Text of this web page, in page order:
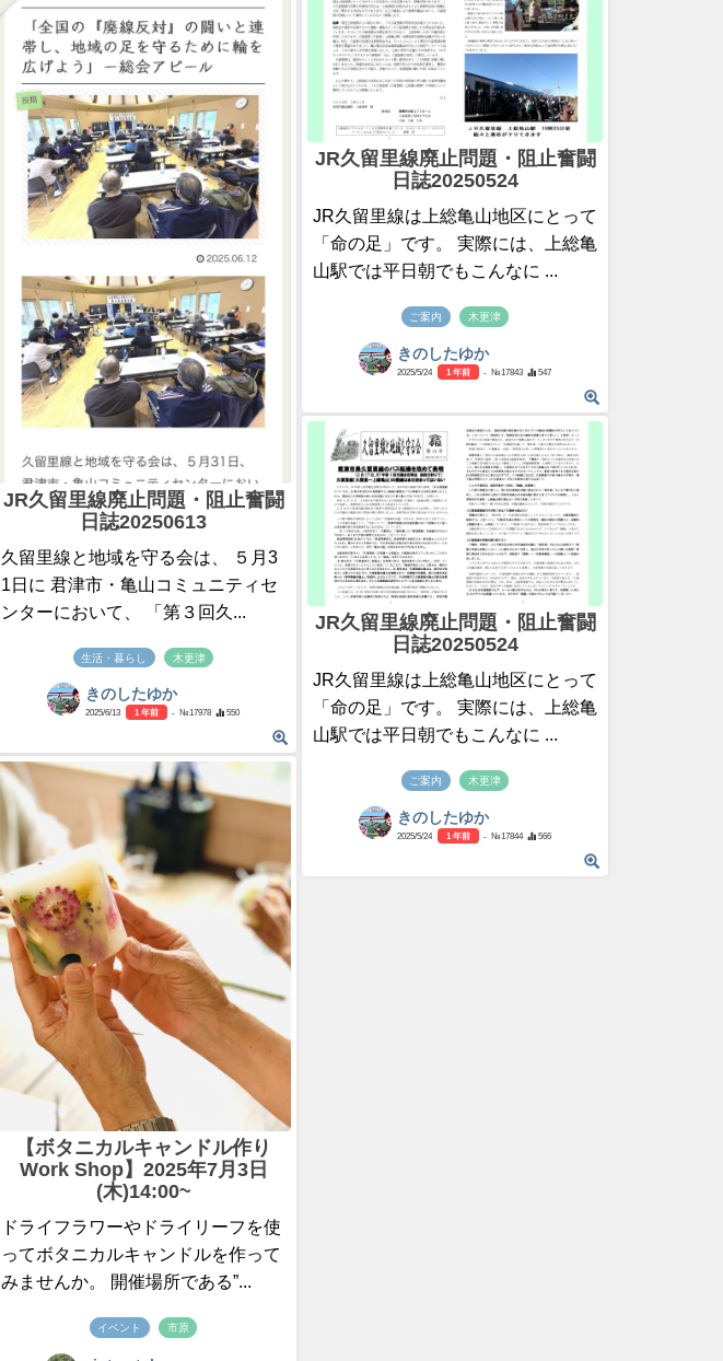
JR久留里線廃止問題・阻止奮闘
日誌20250613
久留里線と地域を守る会は、 ５月3
1日に 君津市・亀山コミュニティセ
ンターにおいて、 「第３回久...
生活・暮らし 木更津
きのしたゆか
2025/6/13 1 年前 - №17978 550
JR久留里線廃止問題・阻止奮闘
日誌20250524
JR久留里線は上総亀山地区にとって
「命の足」です。 実際には、上総亀
山駅では平日朝でもこんなに ...
ご案内 木更津
きのしたゆか
2025/5/24 1 年前 - №17843 547
JR久留里線廃止問題・阻止奮闘
日誌20250524
JR久留里線は上総亀山地区にとって
「命の足」です。 実際には、上総亀
山駅では平日朝でもこんなに ...
ご案内 木更津
きのしたゆか
2025/5/24 1 年前 - №17844 566
【ボタニカルキャンドル作り
Work Shop】2025年7月3日
(木)14:00~
ドライフラワーやドライリーフを使
ってボタニカルキャンドルを作って
みませんか。 開催場所である”...
イベント 市原